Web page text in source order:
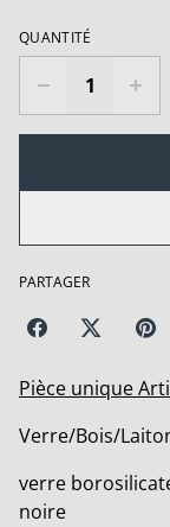
QUANTITÉ
PARTAGER
Pièce unique
Verre/Bois/
verre
noire